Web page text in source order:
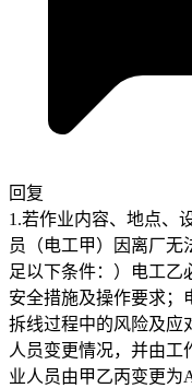
回复
1.若作业内容、地点、
员（电工甲）因离厂无
足以下条件：）电工乙
安全措施及操作要求；
拆线过程中的风险及应
人员变更情况，并由工
业人员由甲乙丙变更为